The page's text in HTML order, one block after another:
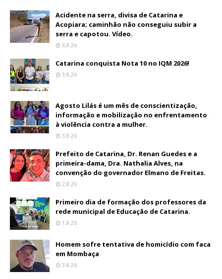
Acidente na serra, divisa de Catarina e
Acopiara; caminhão não conseguiu subir a
serra e capotou. Vídeo.
6.8.26
Catarina conquista Nota 10 no IQM 2026!
3.8.26
Agosto Lilás é um mês de conscientização,
informação e mobilização no enfrentamento
à violência contra a mulher.
3.8.26
Prefeito de Catarina, Dr. Renan Guedes e a
primeira-dama, Dra. Nathalia Alves, na
convenção do governador Elmano de Freitas.
2.8.26
Primeiro dia de formação dos professores da
rede municipal de Educação de Catarina.
1.8.26
Homem sofre tentativa de homicídio com faca
em Mombaça
3.8.26